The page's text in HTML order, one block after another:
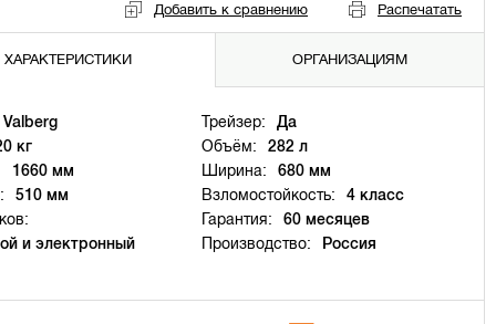
Добавить к сравнению Распечатать
ХАРАКТЕРИСТИКИ ОРГАНИЗАЦИЯМ
Valberg Трейзер:
Да
кг
Объём:
282 л
1660 мм Ширина:
680 мм
510 мм Взломостойкость:
4 класс
и электронный
Гарантия:
60 месяцев
Производство:
Россия